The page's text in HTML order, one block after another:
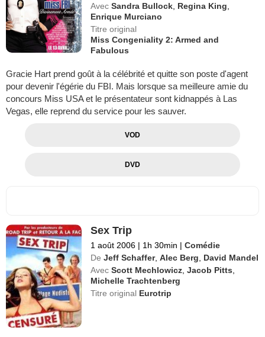
Avec Sandra Bullock Regina King
Enrique Murciano
Titre original
Miss Congeniality 2: Armed and
Fabulous
Gracie Hart prend goût à la célébrité et quitte son poste d'agent
pour devenir l'égérie du FBI. Mais lorsque sa meilleure amie du
concours Miss USA et le présentateur sont kidnappés à Las
Vegas, elle reprend du service pour les sauver.
VOD
DVD
Sex Trip
1 août 2006 | 1h 30min | Comédie
De Jeff Schaffer,Alec Berg
David Mandel
Avec Scott Mechlowicz ,Jacob Pitts
Michelle Trachtenberg
Titre original Eurotrip